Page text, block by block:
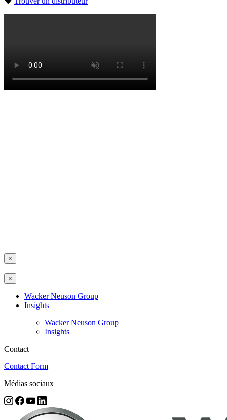
×
×
Wacker Neuson Group
Insights
Wacker Neuson Group
Insights
Contact
Contact Form
Médias sociaux